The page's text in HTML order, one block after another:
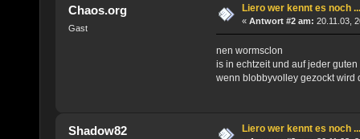
Chaos.org
Gast
Liero wer kennt es noch ...
« Antwort #2 am: 20.11.03,
nen wormsclon
is in echtzeit und auf jeder
wenn blobbyvolley gezockt wird
Shadow82 Liero wer kennt es noch ...